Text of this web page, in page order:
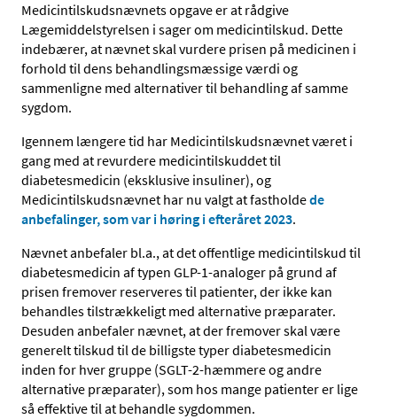
Medicintilskudsnævnets opgave er at rådgive
Lægemiddelstyrelsen i sager om medicintilskud. Dette
indebærer, at nævnet skal vurdere prisen på medicinen i
forhold til dens behandlingsmæssige værdi og
sammenligne med alternativer til behandling af samme
sygdom.
Igennem længere tid har Medicintilskudsnævnet været i
gang med at revurdere medicintilskuddet til
diabetesmedicin (eksklusive insuliner), og
Medicintilskudsnævnet har nu valgt at fastholdede
anbefalinger, som var i høring i efteråret 2023.
Nævnet anbefaler bl.a., at det offentlige medicintilskud til
diabetesmedicin af typen GLP-1-analoger på grund af
prisen fremover reserveres til patienter, der ikke kan
behandles tilstrækkeligt med alternative præparater.
Desuden anbefaler nævnet, at der fremover skal være
generelt tilskud til de billigste typer diabetesmedicin
inden for hver gruppe (SGLT-2-hæmmere og andre
alternative præparater), som hos mange patienter er lige
så effektive til at behandle sygdommen.